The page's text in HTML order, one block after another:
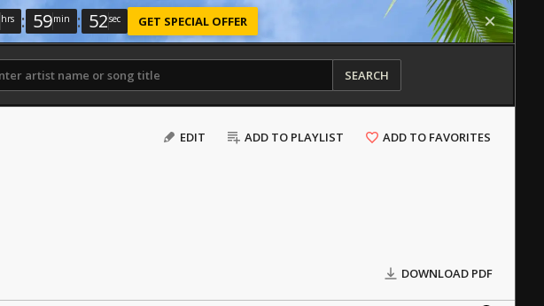
hrs : 59min : 51sec GET SPECIAL OFFER
SEARCH
EDIT ADD TO PLAYLIST ADD TO FAVORITES
DOWNLOAD PDF